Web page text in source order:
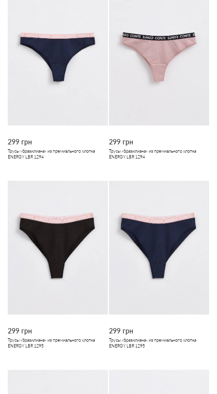
299 грн
Трусы «бразилиана» из премиального хлопка
ENERGY LBR 1294
299 грн
Трусы «бразилиана» из премиального хлопка
ENERGY LBR 1294
299 грн
Трусы «бразилиана» из премиального хлопка
ENERGY LBR 1295
299 грн
Трусы «бразилиана» из премиального хлопка
ENERGY LBR 1295